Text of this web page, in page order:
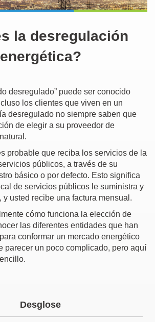
la desregulación
energética?
desregulado” puede ser conocido
los clientes que viven en un
desregulado no siempre saben que
de elegir a su proveedor de
probable que reciba los servicios de la
públicos, a través de su
básico o por defecto. Esto significa
de servicios públicos le suministra y
y usted recibe una factura mensual.
cómo funciona la elección de
las diferentes entidades que han
conformar un mercado energético
parecer un poco complicado, pero aquí
Desglose